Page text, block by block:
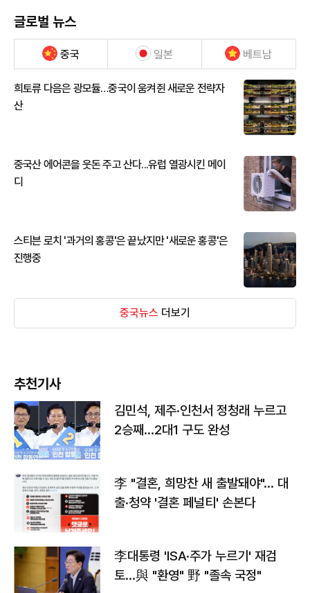
글로벌 뉴스
중국 일본 베트남
희토류 다음은 광모듈…중국이 움켜쥔 새로운 전략자
산
중국산 에어콘을 웃돈 주고 산다...유럽 열광시킨 메이
디
스티븐 로치 '과거의 홍콩'은 끝났지만 '새로운 홍콩'은
진행중
중국뉴스 더보기
추천기사
김민석, 제주·인천서 정청래 누르고
2승째…2대1 구도 완성
李 "결혼, 희망찬 새 출발돼야"… 대
출·청약 '결혼 페널티' 손본다
李대통령 'ISA·주가 누르기' 재검
토…與 "환영" 野 "졸속 국정"